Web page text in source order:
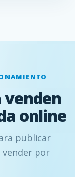
venden
online
publicar
por